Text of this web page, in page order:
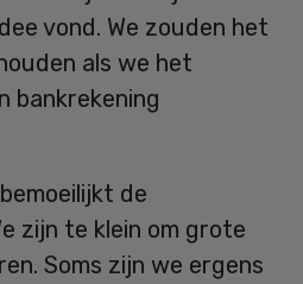
vond. We zouden het
als we het
bankrekening
de
zijn te klein om grote
Soms zijn we ergens